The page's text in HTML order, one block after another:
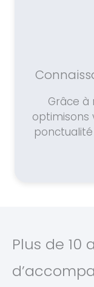
Grâce à
optimisons
Plus de 10